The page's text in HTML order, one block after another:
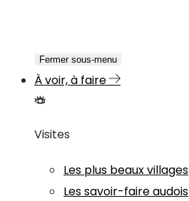
Fermer sous-menu
À voir, à faire
Visites
Les plus beaux villages
Les savoir-faire audois